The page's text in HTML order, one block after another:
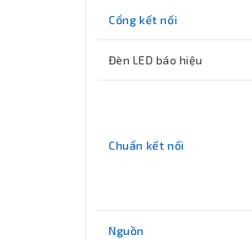
Cổng kết nối
Đèn LED báo hiệu
Chuẩn kết nối
Nguồn